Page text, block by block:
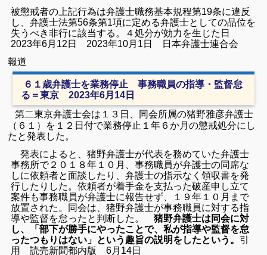
被懲戒者の上記行為は弁護士職務基本規程第19条に違反
し、弁護士法第56条第1項に定める弁護士としての品位を
失うべき非行に該当する。
４処分が効力を生じた日
2023年6月12日 2023年10月1日 日本弁護士連合会
報道
６１歳弁護士を業務停止 事務職員の指導・監督怠
る＝東京 2023年6月14日
第二東京弁護士会は１３日、同会所属の猪野雅彦弁護士
（６１）を１２日付で業務停止１年６か月の懲戒処分にし
たと発表した。
発表によると、猪野弁護士が代表を務めていた弁護士
事務所で２０１８年１０月、事務職員が弁護士の同席な
しに依頼者と面談したり、弁護士の指示なく領収書を発
行したりした。依頼者が着手金を支払った破産申し立て
案件も事務職員が弁護士に報告せず、１９年１０月まで
放置された。同会は、猪野弁護士が事務職員に対する指
導や監督を怠ったと判断した。
猪野弁護士は同会に対
し、「部下が勝手にやったことで、私が指導や監督を怠
ったつもりはない」という趣旨の説明をしたという。 引
用 読売新聞都内版 6月14日